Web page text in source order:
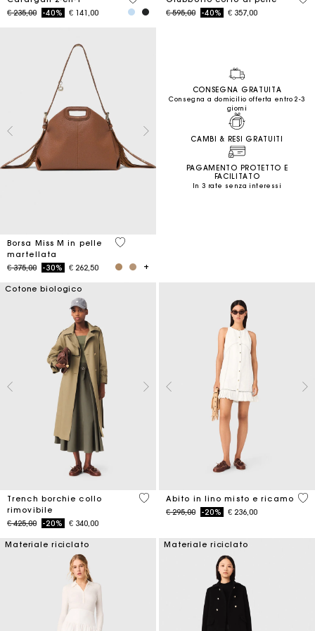
Price reduced from
€ 235,00to-40% € 141,00
Price reduced from
€ 595,00to-40% € 357,00
Borsa Miss M in pelle
martellata
Price reduced from
€ 375,00to-30% € 262,50
3,2 out of 5 Customer Rating
CONSEGNA GRATUITA
Consegna a domicilio offerta entro 2-3
giorni
CAMBI & RESI GRATUITI
PAGAMENTO PROTETTO E
FACILITATO
In 3 rate senza interessi
Cotone biologico
Trench borchie collo
rimovibile
Price reduced from
€ 425,00to-20% € 340,00
5 out of 5 Customer Rating
Abito in lino misto e ricamo
Price reduced from
€ 295,00to-20% € 236,00
4,5
Materiale riciclato Materiale riciclato